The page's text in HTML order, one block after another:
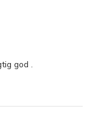
god .